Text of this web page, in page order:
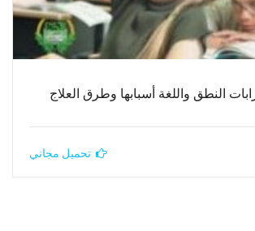
النطق واللغة أسبابها وطرق العلاج
تحميل مجاني